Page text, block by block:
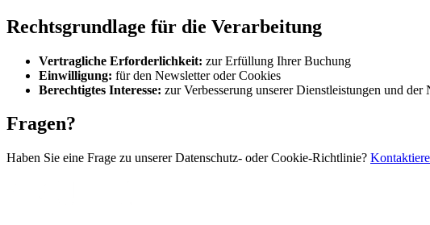
Rechtsgrundlage für die Verarbeitung
Vertragliche Erforderlichkeit: zur Erfüllung Ihrer Buchung
Einwilligung: für den Newsletter oder Cookies
Berechtigtes Interesse: zur Verbesserung unserer Dienstleistungen und der
Fragen?
Haben Sie eine Frage zu unserer Datenschutz- oder Cookie-Richtlinie?